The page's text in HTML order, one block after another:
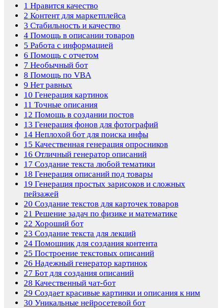
1 Нравится качество
2 Контент для маркетплейса
3 Стабильность и качество
4 Помощь в описании товаров
5 Работа с информацией
6 Помощь с отчетом
7 Необычный бот
8 Помощь по VBA
9 Нет равных
10 Генерация картинок
11 Точные описания
12 Помощь в создании постов
13 Генерация фонов для фотографий
14 Неплохой бот для поиска инфы
15 Качественная генерация опросников
16 Отличный генератор описаний
17 Создание текста любой тематики
18 Генерация описаний под товары
19 Генерация простых зарисоков и сложных
пейзажей
20 Создание текстов для карточек товаров
21 Решение задач по физике и математике
22 Хороший бот
23 Создание текста для лекций
24 Помощник для создания контента
25 Построение текстовых описаний
26 Надежный генератор картинок
27 Бот для создания описаний
28 Качественный чат-бот
29 Создает красивые картинки и описания к ним
30 Уникальные нейросетевой бот